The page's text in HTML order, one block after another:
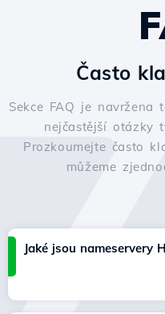
Často
Sekce FAQ je navržena
nejčastější otázky
Prozkoumejte často
můžeme
Jaké jsou nameservery